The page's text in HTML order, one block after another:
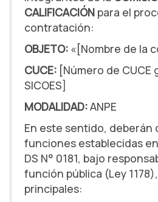
CALIFICACIÓN para el
contratación:
OBJETO: «[Nombre de la
CUCE: [Número de CUCE
SICOES]
MODALIDAD:ANPE
En este sentido, deberán
funciones establecidas
DS N° 0181, bajo
función pública (Ley
principales: